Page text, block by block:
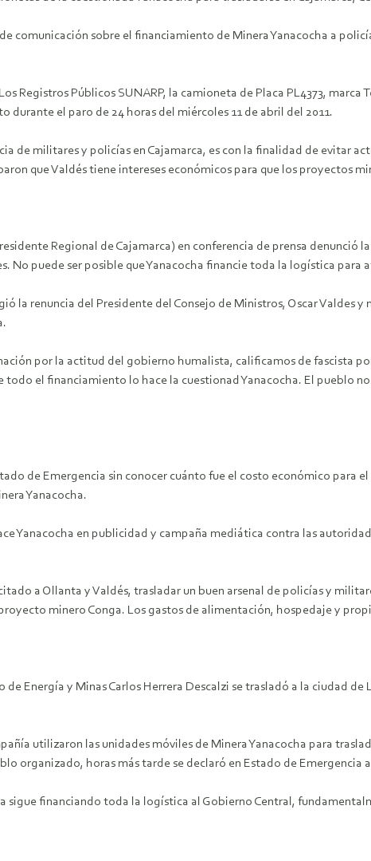
comunicación sobre el financiamiento de Minera Yanacocha a
Registros Públicos SUNARP, la camioneta de Placa PL4373,
el paro de 24 horas del miércoles 11 de abril del 2011.
de militares y policías en Cajamarca, es con la finalidad de evitar
que Valdés tiene intereses económicos para que los proyectos
Regional de Cajamarca) en conferencia de prensa denunció
No puede ser posible que Yanacocha financie toda la logística para
la renuncia del Presidente del Consejo de Ministros, Oscar Valdes
por la actitud del gobierno humalista, calificamos de fascista
el financiamiento lo hace la cuestionad Yanacocha. El pueblo
de Emergencia sin conocer cuánto fue el costo económico para
Yanacocha.
Yanacocha en publicidad y campaña mediática contra las
a Ollanta y Valdés, trasladar un buen arsenal de policías y
minero Conga. Los gastos de alimentación, hospedaje y
Energía y Minas Carlos Herrera Descalzi se trasladó a la ciudad
utilizaron las unidades móviles de Minera Yanacocha para
organizado, horas más tarde se declaró en Estado de Emergencia
sigue financiando toda la logística al Gobierno Central,